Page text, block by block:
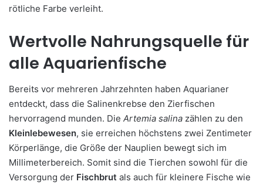
rötliche Farbe verleiht.
Wertvolle Nahrungsquelle für
alle Aquarienfische
Bereits vor mehreren Jahrzehnten haben Aquarianer
entdeckt, dass die Salinenkrebse den Zierfischen
hervorragend munden. Die Artemia salina zählen zu den
Kleinlebewesen, sie erreichen höchstens zwei Zentimeter
Körperlänge, die Größe der Nauplien bewegt sich im
Millimeterbereich. Somit sind die Tierchen sowohl für die
Versorgung der Fischbrut als auch für kleinere Fische wie